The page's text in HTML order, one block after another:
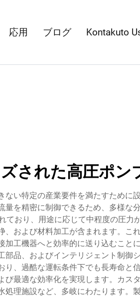
応用 ブログ Kontakuto
された高圧ポン
い特定の産業要件を満たすために
を精密に制御できるため、多様な
おり、用途に応じて中程度の圧力
および材料加工が含まれます。こ
工機器へと効率的に送り込むこと
品、およびインテリジェント制御
、過酷な運転条件下でも長寿命と
最適な効率化を実現します。カス
理施設など、多岐にわたります。